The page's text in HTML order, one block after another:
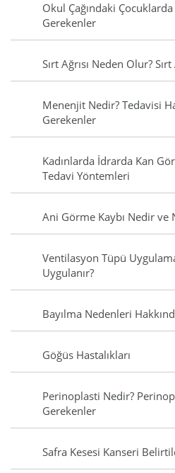
Okul Çağındaki Çocuklarda
Gerekenler
Sırt Ağrısı Neden Olur? Sırt
Menenjit Nedir? Tedavisi
Gerekenler
Kadınlarda İdrarda Kan
Tedavi Yöntemleri
Ani Görme Kaybı Nedir ve
Ventilasyon Tüpü
Uygulanır?
Bayılma Nedenleri
Göğüs Hastalıkları
Perinoplasti Nedir?
Gerekenler
Safra Kesesi Kanseri